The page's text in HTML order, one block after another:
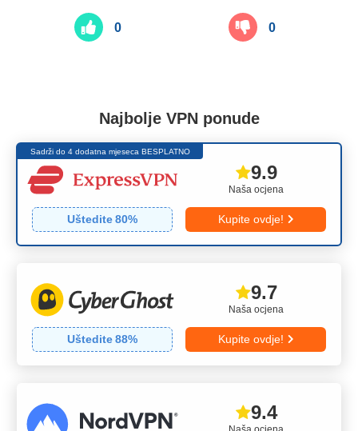
0 0
Najbolje VPN ponude
Sadrži do 4 dodatna mjeseca BESPLATNO
Naša ocjena
9.9
Uštedite80% Kupite ovdje!
Naša ocjena
9.7
Uštedite88% Kupite ovdje!
9.4